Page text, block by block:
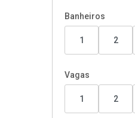
Banheiros
1 2
Vagas
1 2